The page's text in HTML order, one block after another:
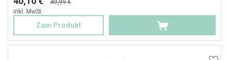
49,99 €
inkl. MwSt.
Zum Produkt